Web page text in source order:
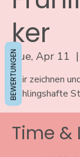
ker
Tue, Apr 11
  |
Wir zeichnen
frühlingshafte
Time &
BEWERTUNGEN